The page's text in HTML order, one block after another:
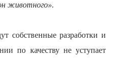
животного».
собственные разработки и
по качеству не уступает